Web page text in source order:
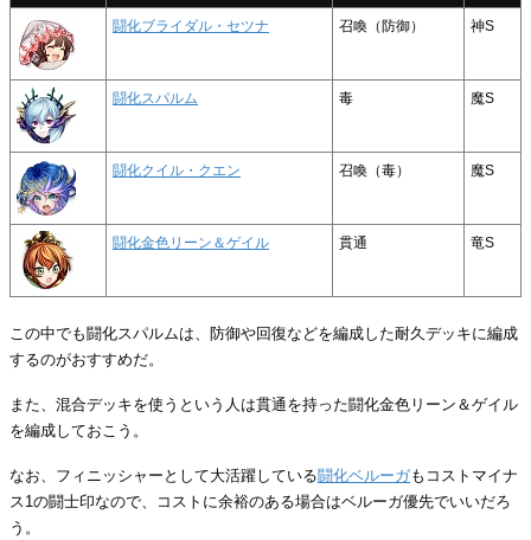
闘化ブライダル・セツナ 召喚（防御） 神S
闘化スパルム 毒 魔S
闘化クイル・クエン 召喚（毒） 魔S
闘化金色リーン＆ゲイル 貫通 竜S
この中でも闘化スパルムは、防御や回復などを編成した耐久デッキに編成
するのがおすすめだ。
また、混合デッキを使うという人は貫通を持った闘化金色リーン＆ゲイル
を編成しておこう。
なお、フィニッシャーとして大活躍している闘化ベルーガもコストマイナ
ス1の闘士印なので、コストに余裕のある場合はベルーガ優先でいいだろ
う。